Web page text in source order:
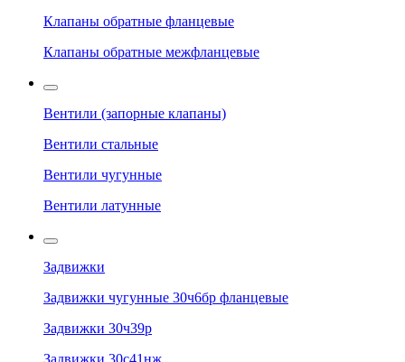
Клапаны обратные фланцевые
Клапаны обратные межфланцевые
Вентили (запорные клапаны)
Вентили стальные
Вентили чугунные
Вентили латунные
Задвижки
Задвижки чугунные 30ч6бр фланцевые
Задвижки 30ч39р